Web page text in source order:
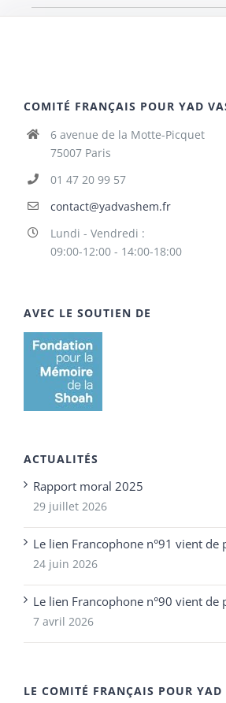
COMITÉ FRANÇAIS POUR YAD
6 avenue de la Motte-Picquet
75007 Paris
01 47 20 99 57
contact@yadvashem.fr
Lundi - Vendredi :
09:00-12:00 - 14:00-18:00
AVEC LE SOUTIEN DE
ACTUALITÉS
Rapport moral 2025
29 juillet 2026
Le lien Francophone n°91 vient de
24 juin 2026
Le lien Francophone n°90 vient de
7 avril 2026
LE COMITÉ FRANÇAIS POUR YAD